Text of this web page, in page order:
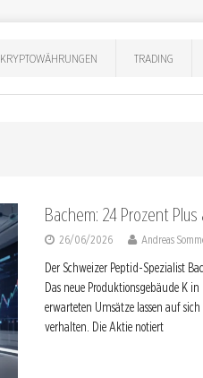
KRYPTOWÄHRUNGEN TRADING
Bachem: 24 Prozent
26/06/2026 Andreas
Der Schweizer Peptid-Spezialist
Das neue Produktionsgebäude K
erwarteten Umsätze lassen auf
verhalten. Die Aktie notiert